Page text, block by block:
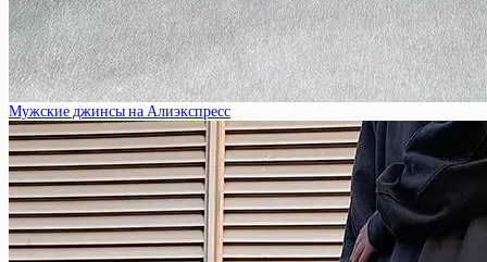
Мужские джинсы на Алиэкспресс